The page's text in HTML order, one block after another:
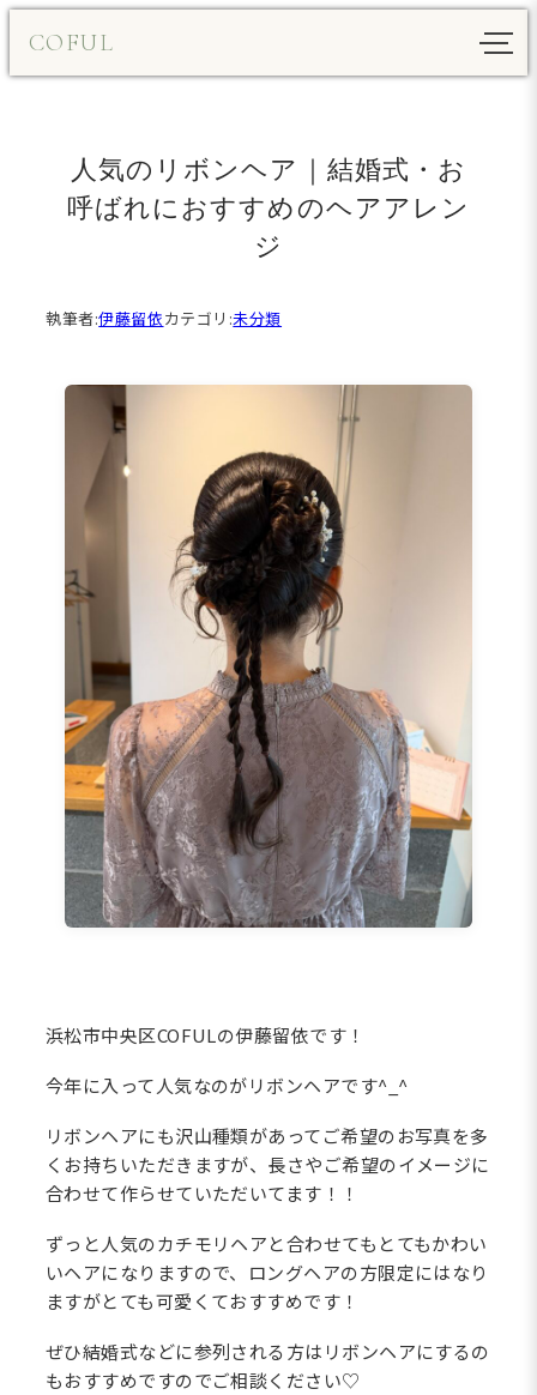
を
COFUL
人気のリボンヘア｜結婚式・お
呼ばれにおすすめのヘアアレン
ジ
執筆者:伊藤留依カテゴリ:未分類
浜松市中央区COFULの伊藤留依です！
今年に入って人気なのがリボンヘアです^_^
リボンヘアにも沢山種類があってご希望のお写真を多
くお持ちいただきますが、長さやご希望のイメージに
合わせて作らせていただいてます！！
ずっと人気のカチモリヘアと合わせてもとてもかわい
いヘアになりますので、ロングヘアの方限定にはなり
ますがとても可愛くておすすめです！
ぜひ結婚式などに参列される方はリボンヘアにするの
もおすすめですのでご相談ください♡